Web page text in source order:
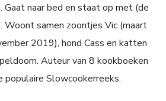
Gaat naar bed en staat op met (de
Woont samen zoontjes Vic (maart
2019), hond Cass en katten
Auteur van 8 kookboeken
populaire Slowcookerreeks.